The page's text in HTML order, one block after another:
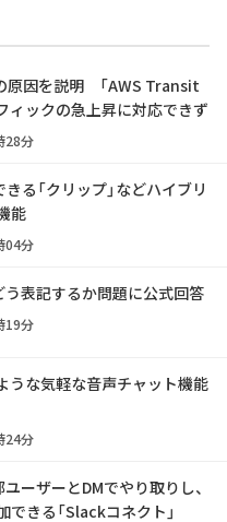
原因を説明 「AWS Transit
ィックの急上昇に対応できず
28分
きる「クリップ」などハイブリ
能
04分
表記するか問題に公式回答
19分
うな気軽な音声チャット機能
24分
ーザーとDMでやり取りし、
きる「Slackコネクト」